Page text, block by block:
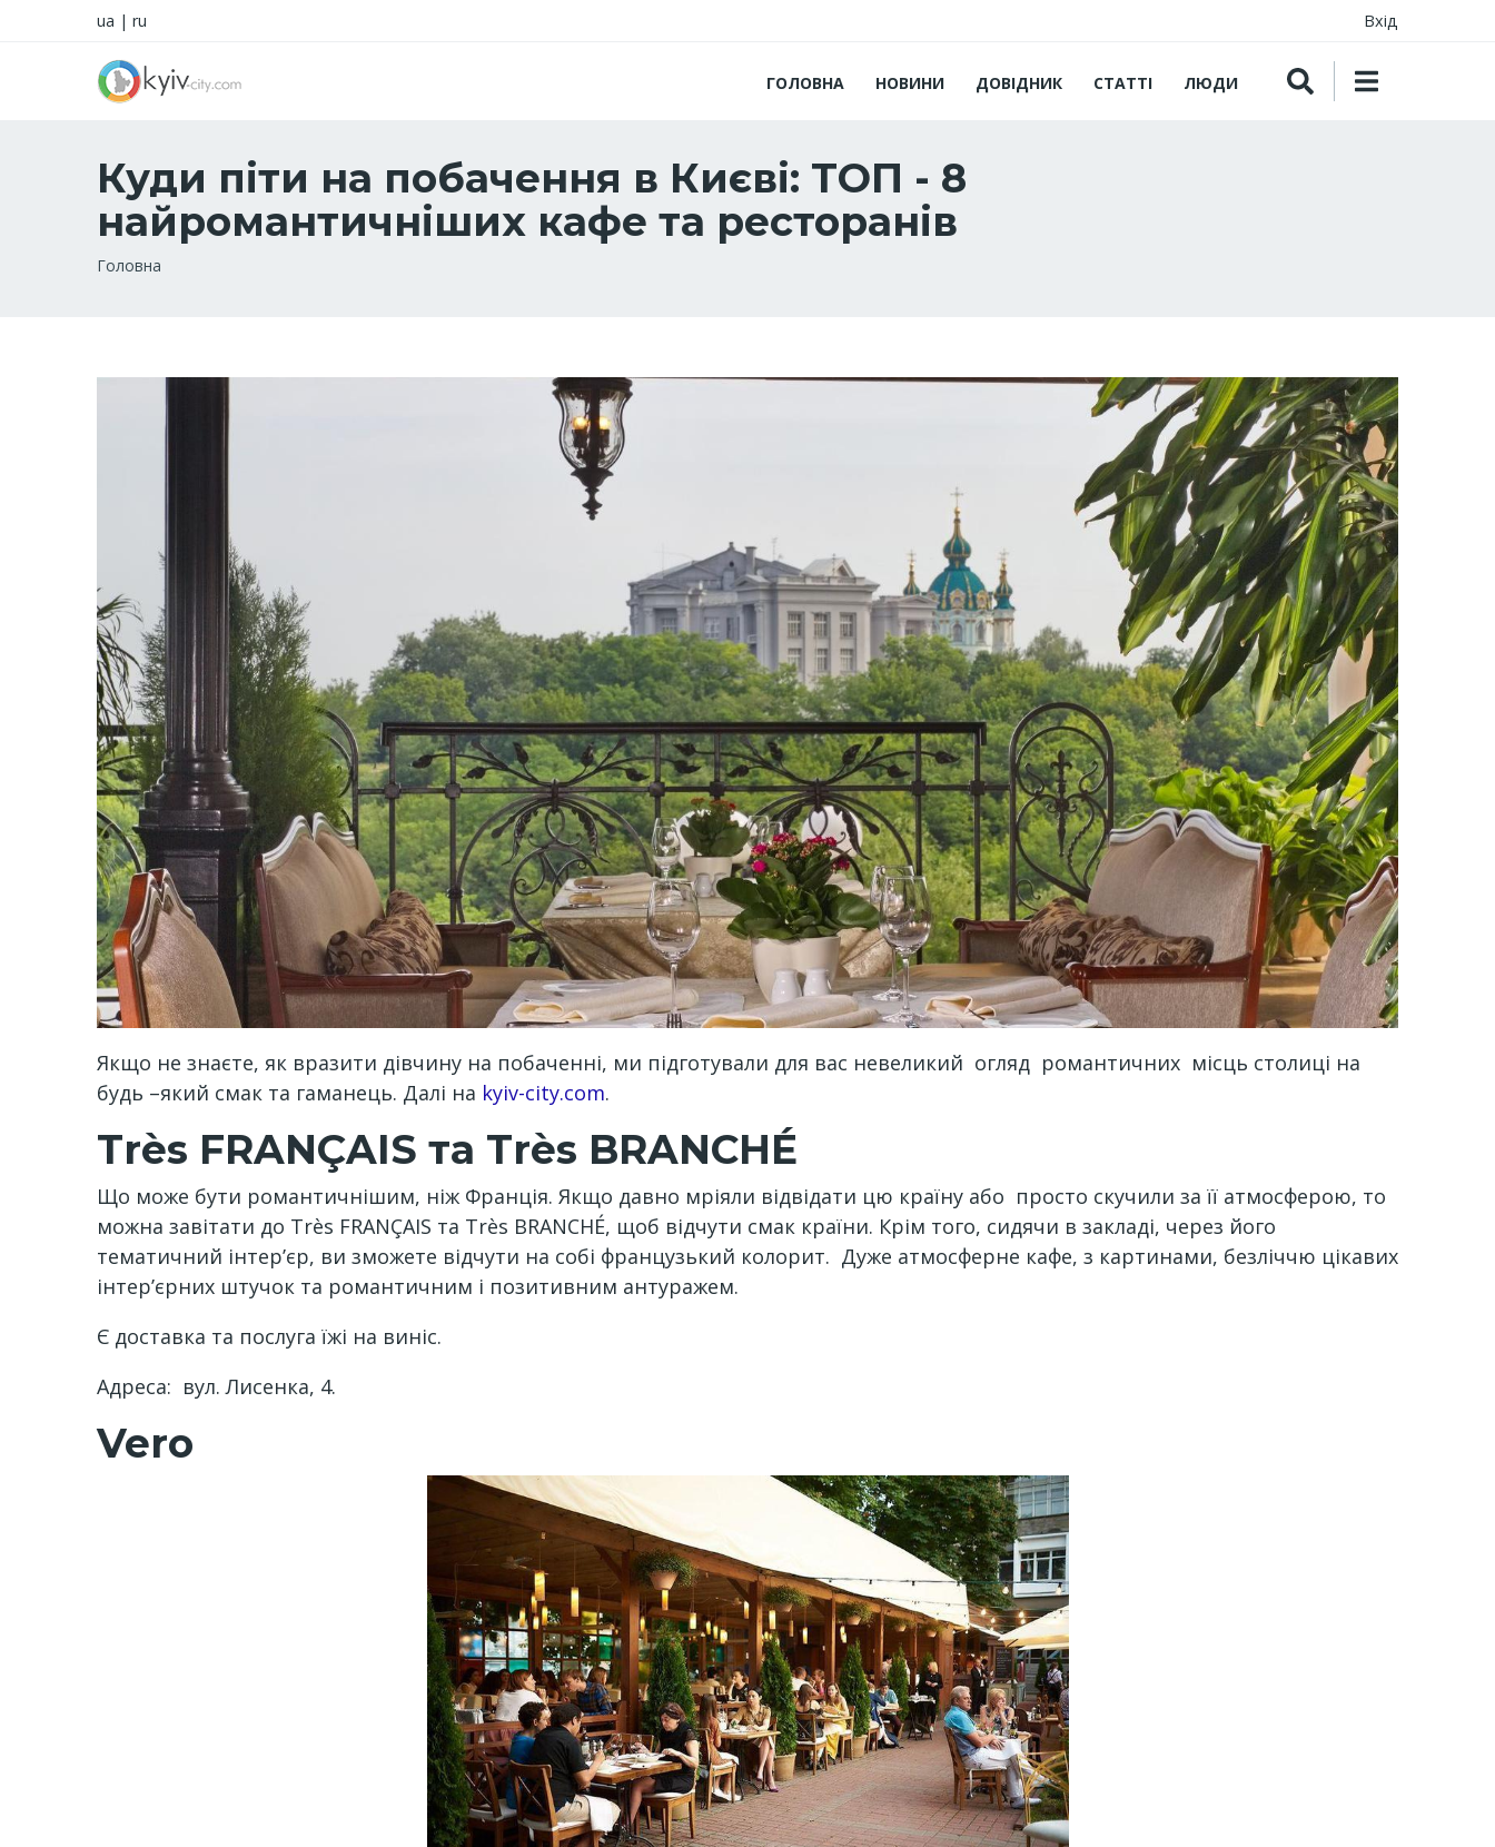
ua | ru Вхід
ГОЛОВНА НОВИНИ ДОВІДНИК СТАТТІ ЛЮДИ
Куди піти на побачення в Києві: ТОП - 8
найромантичніших кафе та ресторанів
Рядок
Головна
Якщо не знаєте, як вразити дівчину на побаченні, ми підготували для вас невеликий огляд романтичних місць столиці на
будь –який смак та гаманець. Далі на kyiv-city.com.
Très FRANÇAIS та Très BRANCHÉ
Що може бути романтичнішим, ніж Франція. Якщо давно мріяли відвідати цю країну або просто скучили за її атмосферою, то
можна завітати до Très FRANÇAIS та Très BRANCHÉ, щоб відчути смак країни. Крім того, сидячи в закладі, через його
тематичний інтер’єр, ви зможете відчути на собі французький колорит. Дуже атмосферне кафе, з картинами, безліччю цікавих
інтер’єрних штучок та романтичним і позитивним антуражем.
Є доставка та послуга їжі на виніс.
Адреса: вул. Лисенка, 4.
Vero